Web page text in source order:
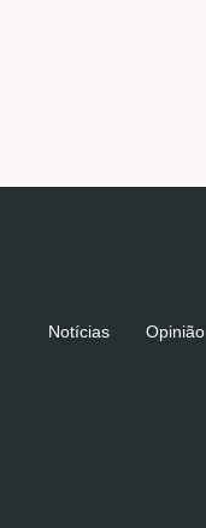
Notícias Opinião